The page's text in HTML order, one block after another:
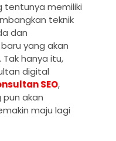
tentunya memiliki
teknik
dan
yang akan
hanya itu,
digital
SEO,
akan
maju lagi